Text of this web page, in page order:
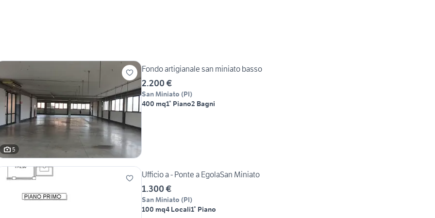
5
Fondo artigianale san miniato basso
2.200 €
San Miniato (PI)
400 mq1° Piano2 Bagni
Ufficio a - Ponte a EgolaSan Miniato
1.300 €
San Miniato (PI)
100 mq4 Locali1° Piano